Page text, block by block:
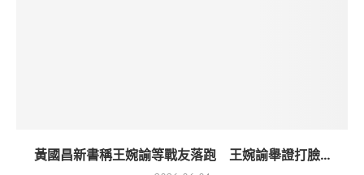
黃國昌新書稱王婉諭等戰友落跑 王婉諭舉證打臉...